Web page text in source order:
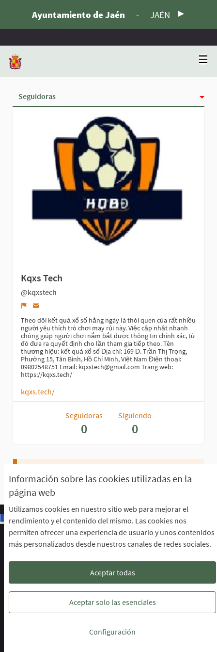
Información sobre las cookies utilizadas en la
página web
Utilizamos cookies en nuestro sitio web para mejorar el
rendimiento y el contenido del mismo. Las cookies nos
permiten ofrecer una experiencia de usuario y unos contenidos
más personalizados desde nuestros canales de redes sociales.
Aceptar todas
Aceptar solo las esenciales
Configuración
Ayuntamiento de Jaén - JAÉN
Seguidoras
Kqxs Tech
@kqxstech
Denunciar
Theo dõi kết quả xổ số hằng ngày là thói quen của rất nhiều
người yêu thích trò chơi may rủi này. Việc cập nhật nhanh
chóng giúp người chơi nắm bắt được thông tin chính xác, từ
đó đưa ra quyết định cho lần tham gia tiếp theo. Tên
thương hiệu: kết quả xổ số Địa chỉ: 169 Đ. Trần Thị Trọng,
Phường 15, Tân Bình, Hồ Chí Minh, Việt Nam Điện thoại:
09802548751 Email: kqxstech@gmail.com Trang web:
https://kqxs.tech/
kqxs.tech/
Seguidoras
0
Siguiendo
0
Escuela de Participación Ciudadana
Área de Participación Ciudadana
Descargar ficheros de datos abiertos
Configuración de cookies
Escuela de Participación Ciudadana en
Escuela de Participación
Escuela de Participación